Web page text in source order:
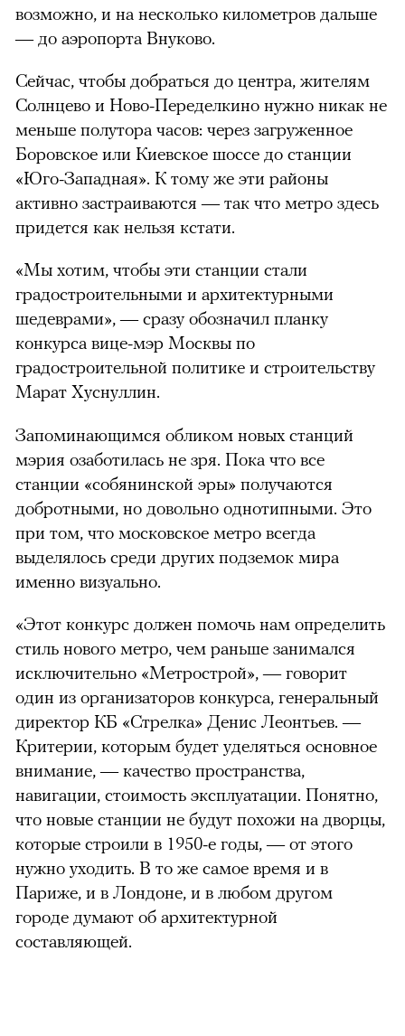
возможно, и на несколько километров дальше
— до аэропорта Внуково.
Сейчас, чтобы добраться до центра, жителям
Солнцево и Ново-Переделкино нужно никак не
меньше полутора часов: через загруженное
Боровское или Киевское шоссе до станции
«Юго-Западная». К тому же эти районы
активно застраиваются — так что метро здесь
придется как нельзя кстати.
«Мы хотим, чтобы эти станции стали
градостроительными и архитектурными
шедеврами», — сразу обозначил планку
конкурса вице-мэр Москвы по
градостроительной политике и строительству
Марат Хуснуллин.
Запоминающимся обликом новых станций
мэрия озаботилась не зря. Пока что все
станции «собянинской эры» получаются
добротными, но довольно однотипными. Это
при том, что московское метро всегда
выделялось среди других подземок мира
именно визуально.
«Этот конкурс должен помочь нам определить
стиль нового метро, чем раньше занимался
исключительно «Метрострой», — говорит
один из организаторов конкурса, генеральный
директор КБ «Стрелка» Денис Леонтьев. —
Критерии, которым будет уделяться основное
внимание, — качество пространства,
навигации, стоимость эксплуатации. Понятно,
что новые станции не будут похожи на дворцы,
которые строили в 1950-е годы, — от этого
нужно уходить. В то же самое время и в
Париже, и в Лондоне, и в любом другом
городе думают об архитектурной
составляющей.